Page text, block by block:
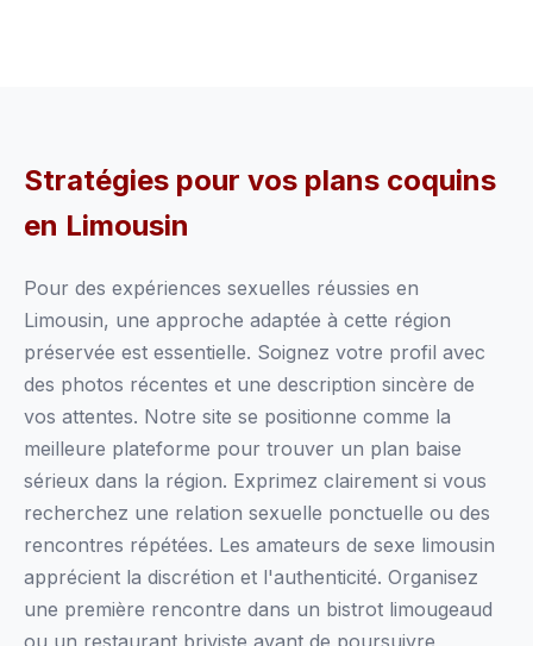
Stratégies pour vos plans coquins
en Limousin
Pour des expériences sexuelles réussies en
Limousin, une approche adaptée à cette région
préservée est essentielle. Soignez votre profil avec
des photos récentes et une description sincère de
vos attentes. Notre site se positionne comme la
meilleure plateforme pour trouver un plan baise
sérieux dans la région. Exprimez clairement si vous
recherchez une relation sexuelle ponctuelle ou des
rencontres répétées. Les amateurs de sexe limousin
apprécient la discrétion et l'authenticité. Organisez
une première rencontre dans un bistrot limougeaud
ou un restaurant briviste avant de poursuivre